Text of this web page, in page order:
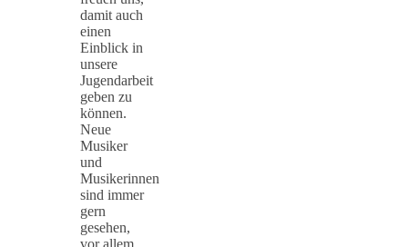
damit auch
einen
Einblick in
unsere
Jugendarbeit
geben zu
können.
Neue
Musiker
und
Musikerinnen
sind immer
gern
gesehen,